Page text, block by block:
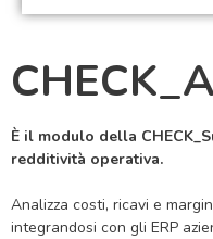
È il modulo della
redditività operativa.
Analizza costi, ricavi e
integrandosi con gli ERP